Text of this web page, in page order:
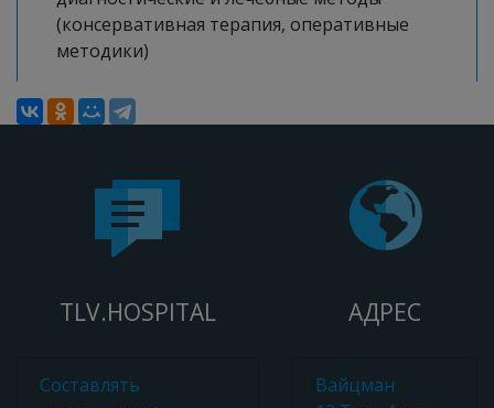
(консервативная терапия, оперативные
методики)
TLV.HOSPITAL
Составлять
АДРЕС
Вайцман